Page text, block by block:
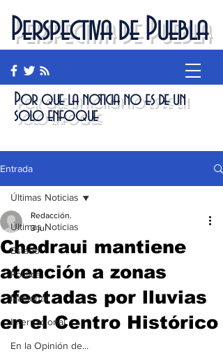
Perspectiva de Puebla
Por que la noticia no es de un
solo enfoque
Entrada
Últimas Noticias
Estado
Política
Nacional
Internacional
En la Opinión de...
Últimas Noticias
Chedraui mantiene
atención a zonas
afectadas por lluvias
en el Centro Histórico
Redacción.
3 jul